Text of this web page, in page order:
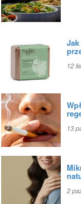
12
13
2